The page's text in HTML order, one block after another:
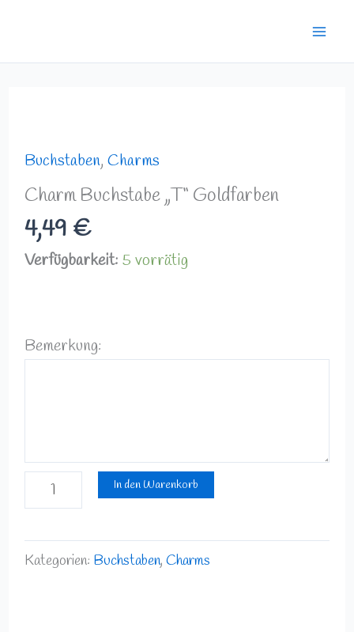
springen
Buchstaben, Charms
Charm Buchstabe „T“ Goldfarben
4,49 €
Verfügbarkeit: 5 vorrätig
Bemerkung:
"T"
Goldfarben
In den Warenkorb
Kategorien: Buchstaben, Charms